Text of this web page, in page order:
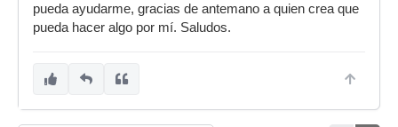
pueda ayudarme, gracias de antemano a quien crea que
pueda hacer algo por mí. Saludos.